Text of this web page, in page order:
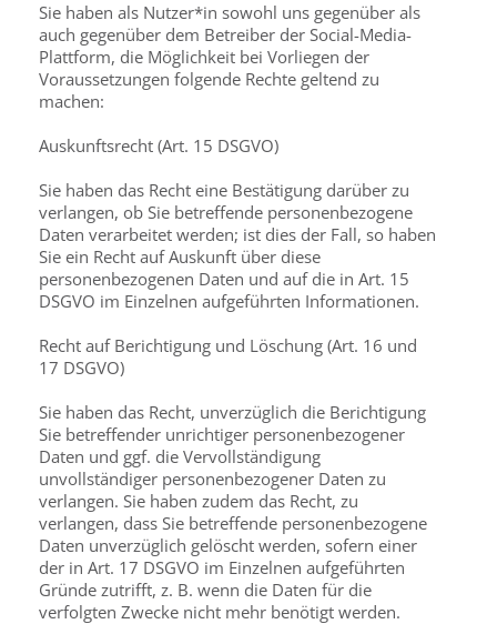
Sie haben als Nutzer*in sowohl uns gegenüber als
auch gegenüber dem Betreiber der Social-Media-
Plattform, die Möglichkeit bei Vorliegen der
Voraussetzungen folgende Rechte geltend zu
machen:
Auskunftsrecht (Art. 15 DSGVO)
Sie haben das Recht eine Bestätigung darüber zu
verlangen, ob Sie betreffende personen­bezogene
Daten verarbeitet werden; ist dies der Fall, so haben
Sie ein Recht auf Auskunft über diese
personenbezogenen Daten und auf die in Art. 15
DSGVO im Einzelnen aufgeführten Informationen.
Recht auf Berichtigung und Löschung (Art. 16 und
17 DSGVO)
Sie haben das Recht, unverzüglich die Berichtigung
Sie betreffender unrichtiger personen­bezogener
Daten und ggf. die Vervollständigung
unvollständiger personenbezogener Daten zu
verlangen. Sie haben zudem das Recht, zu
verlangen, dass Sie betreffende personen­bezogene
Daten unverzüglich gelöscht werden, sofern einer
der in Art. 17 DSGVO im Einzelnen aufgeführten
Gründe zutrifft, z. B. wenn die Daten für die
verfolgten Zwecke nicht mehr benötigt werden.